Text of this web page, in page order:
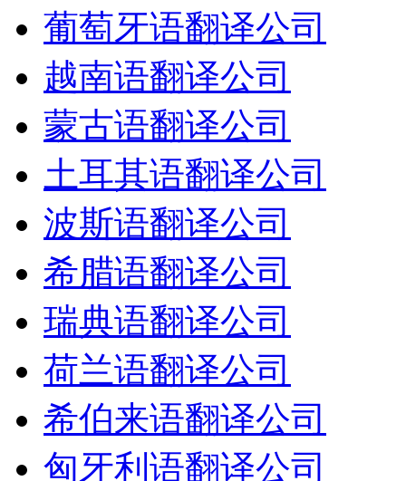
葡萄牙语翻译公司
越南语翻译公司
蒙古语翻译公司
土耳其语翻译公司
波斯语翻译公司
希腊语翻译公司
瑞典语翻译公司
荷兰语翻译公司
希伯来语翻译公司
匈牙利语翻译公司